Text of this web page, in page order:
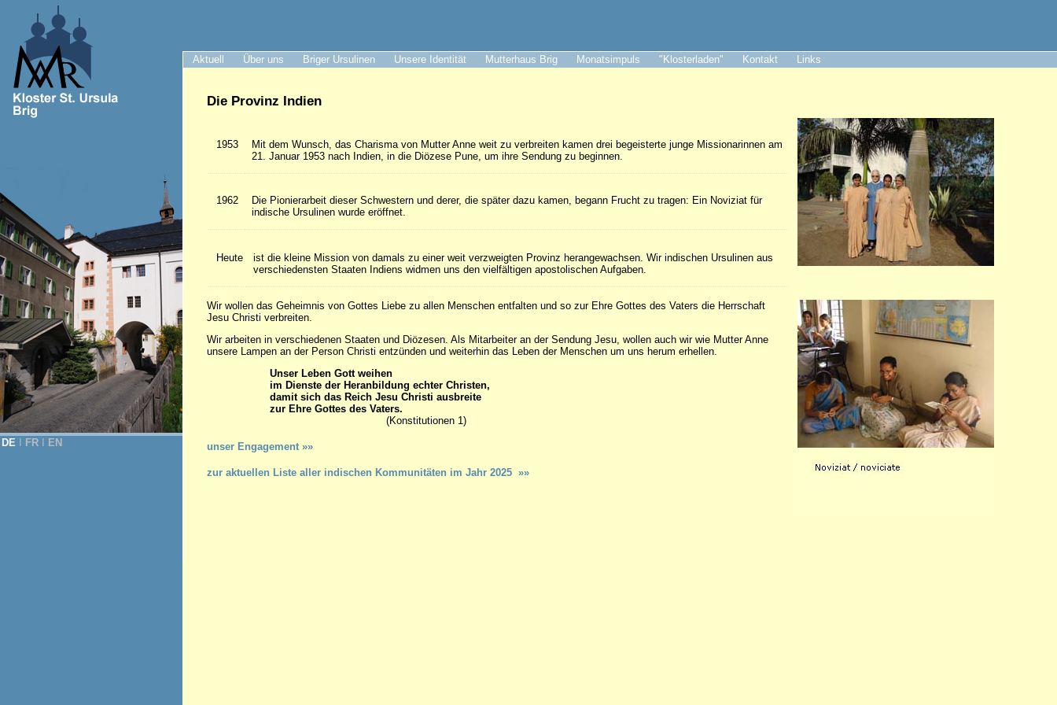
Aktuell Über uns Briger Ursulinen Unsere Identität Mutterhaus Brig Monatsimpuls "Klosterladen" Kontakt Links
DE FR EN
Die Provinz Indien
1953
Mit dem Wunsch, das Charisma von Mutter Anne weit zu verbreiten kamen drei begeisterte junge Missionarinnen am
21. Januar 1953 nach Indien, in die Diözese Pune, um ihre Sendung zu beginnen.
1962
Die Pionierarbeit dieser Schwestern und derer, die später dazu kamen, begann Frucht zu tragen: Ein Noviziat für
indische Ursulinen wurde eröffnet.
Heute
ist die kleine Mission von damals zu einer weit verzweigten Provinz herangewachsen. Wir indischen Ursulinen aus
verschiedensten Staaten Indiens widmen uns den vielfältigen apostolischen Aufgaben.
Wir wollen das Geheimnis von Gottes Liebe zu allen Menschen entfalten und so zur Ehre Gottes des Vaters die Herrschaft
Jesu Christi verbreiten.
Wir arbeiten in verschiedenen Staaten und Diözesen. Als Mitarbeiter an der Sendung Jesu, wollen auch wir wie Mutter Anne
unsere Lampen an der Person Christi entzünden und weiterhin das Leben der Menschen um uns herum erhellen.
Unser Leben Gott weihen
im Dienste der Heranbildung echter Christen,
damit sich das Reich Jesu Christi ausbreite
zur Ehre Gottes des Vaters.
(Konstitutionen 1)
unser Engagement »»
zur aktuellen Liste aller indischen Kommunitäten im Jahr 2025 »»